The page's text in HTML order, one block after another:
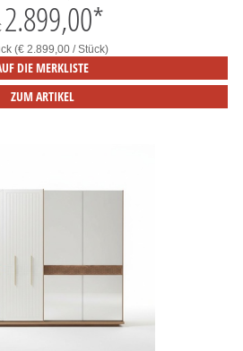
2.899,00*
(€ 2.899,00 / Stück)
DIE MERKLISTE
ZUM ARTIKEL